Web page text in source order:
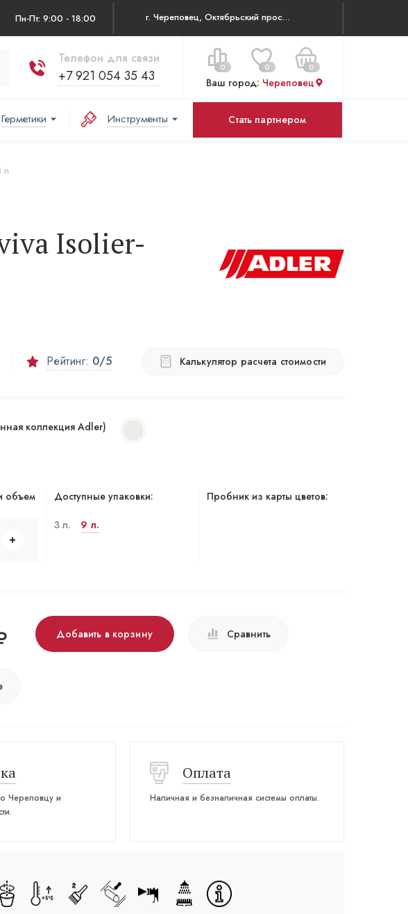
Пн-Пт: 9:00 - 18:00 г. Череповец, Октябрьский проспект 83
Телефон для связи
+7 921 054 35 43
0 0 0
Цена за все:
Перейти в корзину
Ваш город: Череповец
Герметики Инструменты Стать партнером
л
Isolier-
Рейтинг: 0/5 Калькулятор расчета стоимости
коллекция Adler)
объем Доступные упаковки:
3 л. 9 л.
Пробник из карты цветов:
Добавить в корзину Сравнить
Череповцу и
Оплата
Наличная и безналичная системы оплаты.